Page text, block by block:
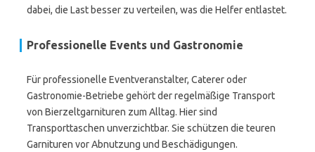
dabei, die Last besser zu verteilen, was die Helfer entlastet.
Professionelle Events und Gastronomie
Für professionelle Eventveranstalter, Caterer oder
Gastronomie-Betriebe gehört der regelmäßige Transport
von Bierzeltgarnituren zum Alltag. Hier sind
Transporttaschen unverzichtbar. Sie schützen die teuren
Garnituren vor Abnutzung und Beschädigungen.